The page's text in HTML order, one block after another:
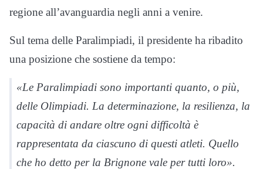
regione all’avanguardia negli anni a venire.
Sul tema delle Paralimpiadi, il presidente ha ribadito
una posizione che sostiene da tempo:
«Le Paralimpiadi sono importanti quanto, o più,
delle Olimpiadi. La determinazione, la resilienza, la
capacità di andare oltre ogni difficoltà è
rappresentata da ciascuno di questi atleti. Quello
che ho detto per la Brignone vale per tutti loro».